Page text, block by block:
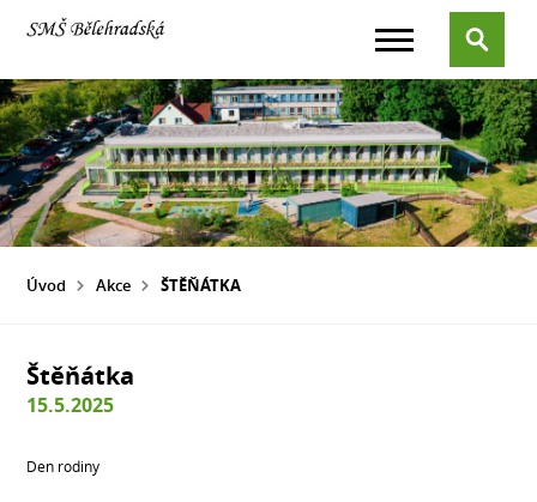
Úvod Akce ŠTĚŇÁTKA
Štěňátka
15.5.2025
Den rodiny